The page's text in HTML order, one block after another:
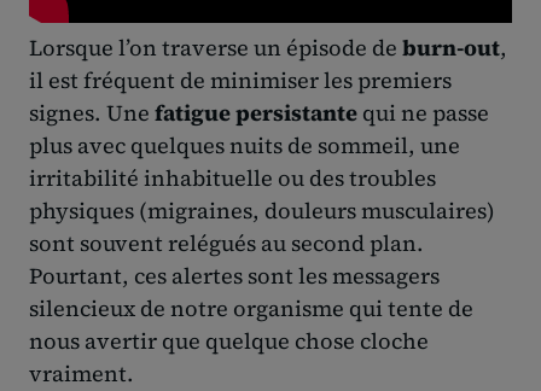
Lorsque l’on traverse un épisode de burn-out,
il est fréquent de minimiser les premiers
signes. Une fatigue persistante qui ne passe
plus avec quelques nuits de sommeil, une
irritabilité inhabituelle ou des troubles
physiques (migraines, douleurs musculaires)
sont souvent relégués au second plan.
Pourtant, ces alertes sont les messagers
silencieux de notre organisme qui tente de
nous avertir que quelque chose cloche
vraiment.